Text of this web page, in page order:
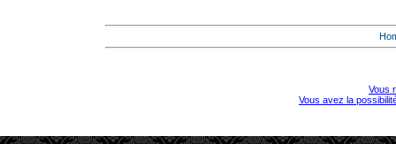
Vous
Vous avez la